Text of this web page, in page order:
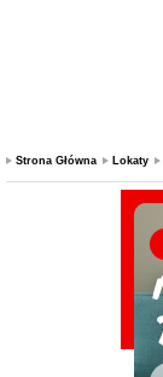
Strona Główna Lokaty